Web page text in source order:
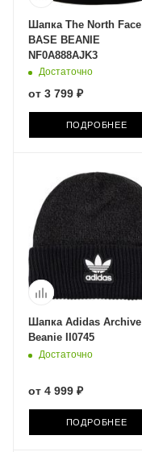
Шапка The North Face
BASE BEANIE
NF0A888AJK3
Достаточно
от 3 799 ₽
ПОДРОБНЕЕ
Шапка Adidas Archive
Beanie II0745
Достаточно
от 4 999 ₽
ПОДРОБНЕЕ